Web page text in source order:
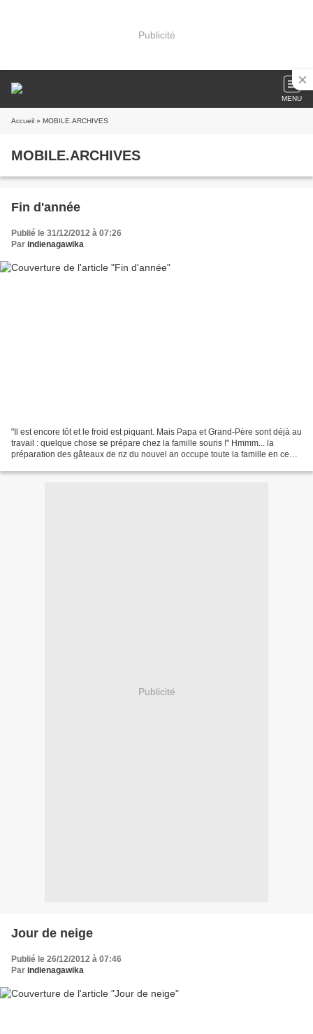
Publicité
MENU
Accueil » MOBILE.ARCHIVES
MOBILE.ARCHIVES
Fin d'année
Publié le 31/12/2012 à 07:26
Par indienagawika
"Il est encore tôt et le froid est piquant. Mais Papa et Grand-Père sont déjà au
travail : quelque chose se prépare chez la famille souris !" Hmmm... la
préparation des gâteaux de riz du nouvel an occupe toute la famille en ce
Publicité
Jour de neige
Publié le 26/12/2012 à 07:46
Par indienagawika